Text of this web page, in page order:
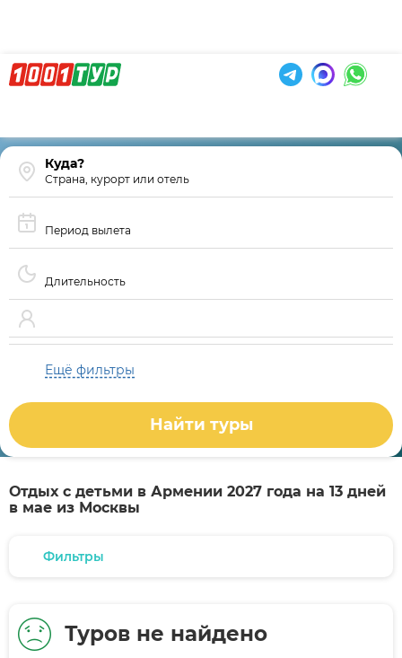
Страна, курорт или отель
Период вылета
Длительность
Ещё фильтры
Найти туры
Отдых с детьми в Армении 2027 года на 13 дней
в мае из Москвы
Фильтры
Туров не найдено